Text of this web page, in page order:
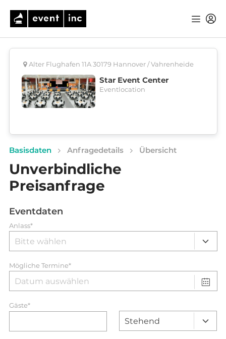
Alter Flughafen 11A 30179 Hannover / Vahrenheide
Star Event Center
Eventlocation
Basisdaten Anfragedetails Übersicht
Unverbindliche
Preisanfrage
Eventdaten
Anlass*
Mögliche Termine*
Gäste*